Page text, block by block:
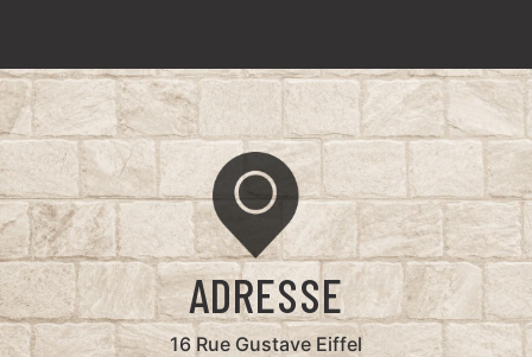
ADRESSE
16 Rue Gustave Eiffel